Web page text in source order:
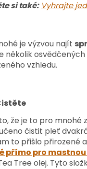
si také: Vyhrajte
je výzvou najít
několik
vzhledu.
že je to pro mnohé
čistit pleť
to přišlo přirozené
přímo pro
Tree olej. Tyto